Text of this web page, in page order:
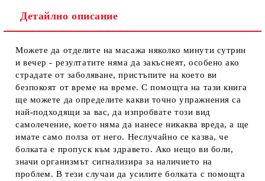
Детайлно описание
Можете да отделите на масажа няколко минути сутрин
и вечер - резултатите няма да закъснеят, особено ако
страдате от заболяване, пристъпите на което ви
безпокоят от време на време. С помощта на тази книга
ще можете да определите какви точно упражнения са
най-подходящи за вас, да изпробвате този вид
самолечение, което няма да нанесе никаква вреда, а ще
имате само полза от него. Неслучайно се казва, че
болката е пропуск към здравето. Ако нещо ви боли,
значи организмът сигнализира за наличието на
проблем. В тези случаи да усилите болката с помощта